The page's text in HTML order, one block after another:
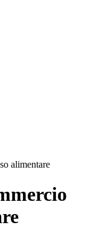
alimentare